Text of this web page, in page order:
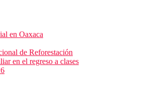
en Oaxaca
de Reforestación
en el regreso a clases